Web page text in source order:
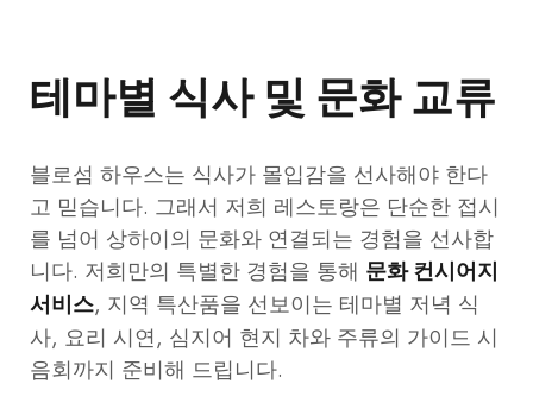
테마별 식사 및 문화 교류
블로섬 하우스는 식사가 몰입감을 선사해야 한다
고 믿습니다. 그래서 저희 레스토랑은 단순한 접시
를 넘어 상하이의 문화와 연결되는 경험을 선사합
니다. 저희만의 특별한 경험을 통해 문화 컨시어지
서비스, 지역 특산품을 선보이는 테마별 저녁 식
사, 요리 시연, 심지어 현지 차와 주류의 가이드 시
음회까지 준비해 드립니다.